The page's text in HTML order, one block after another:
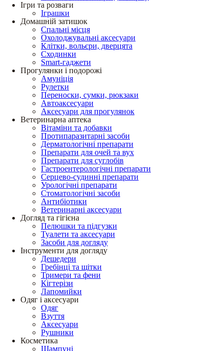
Ігри та розваги
Іграшки
Домашній затишок
Спальні місця
Охолоджувальні аксесуари
Клітки, вольєри, дверцята
Сходинки
Smart-гаджети
Прогулянки і подорожі
Амуніція
Рулетки
Переноски, сумки, рюкзаки
Автоаксесуари
Аксесуари для прогулянок
Ветеринарна аптека
Вітаміни та добавки
Протипаразитарні засоби
Дерматологічні препарати
Препарати для очей та вух
Препарати для суглобів
Гастроентерологічні препарати
Серцево-судинні препарати
Урологічні препарати
Стоматологічні засоби
Антибіотики
Ветеринарні аксесуари
Догляд та гігієна
Пелюшки та підгузки
Туалети та аксесуари
Засоби для догляду
Інструменти для догляду
Дешедери
Гребінці та щітки
Тримери та фени
Кігтерізи
Лапомийки
Одяг і аксесуари
Одяг
Взуття
Аксесуари
Рушники
Косметика
Шампуні